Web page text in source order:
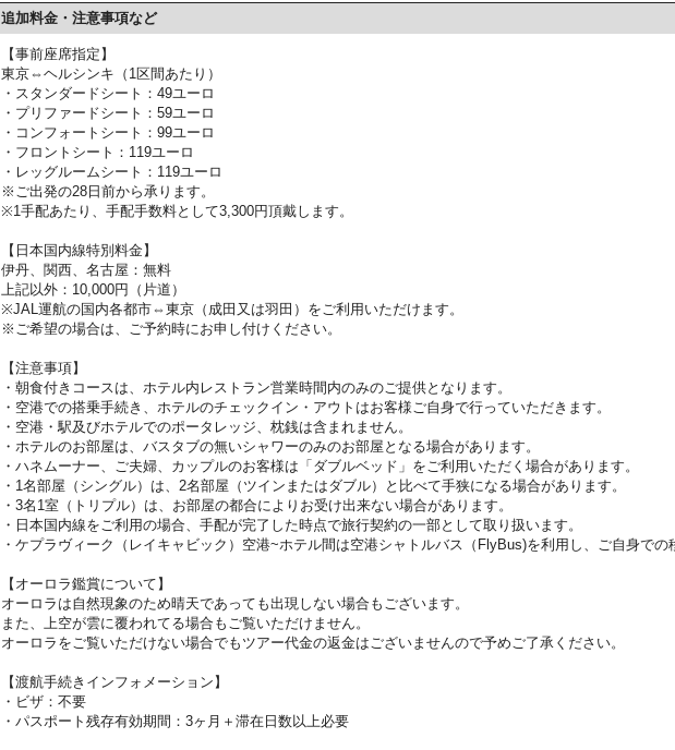
追加料金・注意事項など
【事前座席指定】
東京⇔ヘルシンキ（1区間あたり）
・スタンダードシート：49ユーロ
・プリファードシート：59ユーロ
・コンフォートシート：99ユーロ
・フロントシート：119ユーロ
・レッグルームシート：119ユーロ
※ご出発の28日前から承ります。
※1手配あたり、手配手数料として3,300円頂戴します。
【日本国内線特別料金】
伊丹、関西、名古屋：無料
上記以外：10,000円（片道）
※JAL運航の国内各都市⇔東京（成田又は羽田）をご利用いただけます。
※ご希望の場合は、ご予約時にお申し付けください。
【注意事項】
・朝食付きコースは、ホテル内レストラン営業時間内のみのご提供となります。
・空港での搭乗手続き、ホテルのチェックイン・アウトはお客様ご自身で行っていただきます。
・空港・駅及びホテルでのポータレッジ、枕銭は含まれません。
・ホテルのお部屋は、バスタブの無いシャワーのみのお部屋となる場合があります。
・ハネムーナー、ご夫婦、カップルのお客様は「ダブルベッド」をご利用いただく場合があります。
・1名部屋（シングル）は、2名部屋（ツインまたはダブル）と比べて手狭になる場合があります。
・3名1室（トリプル）は、お部屋の都合によりお受け出来ない場合があります。
・日本国内線をご利用の場合、手配が完了した時点で旅行契約の一部として取り扱います。
・ケプラヴィーク（レイキャビック）空港~ホテル間は空港シャトルバス（FlyBus)を利用し、ご自身で
【オーロラ鑑賞について】
オーロラは自然現象のため晴天であっても出現しない場合もございます。
また、上空が雲に覆われてる場合もご覧いただけません。
オーロラをご覧いただけない場合でもツアー代金の返金はございませんので予めご了承ください。
【渡航手続きインフォメーション】
・ビザ：不要
・パスポート残存有効期間：3ヶ月＋滞在日数以上必要